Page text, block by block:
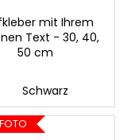
091 Gold
mit Ihrem
Text - 30, 40,
50 cm
Schwarz